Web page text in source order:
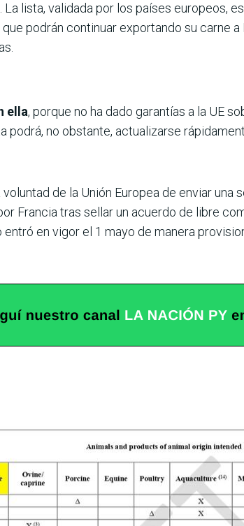
La lista, validada por los países europeos,
que podrán continuar exportando su carne
ella, porque no ha dado garantías a la UE
podrá, no obstante, actualizarse
de la Unión Europea de enviar una
Francia tras sellar un acuerdo de libre
entró en vigor el 1 mayo de manera